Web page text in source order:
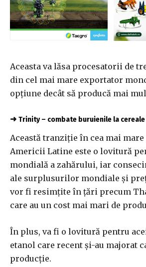
Aceasta va lăsa procesatorii de
din cel mai mare exportator
opţiune decât să producă mai
➜ Trinity – combate buruienile la
Această tranziţie în cea mai mare
Americii Latine este o lovitură
mondială a zahărului, iar
ale surplusurilor mondiale şi
vor fi resimţite în ţări precum
care au un cost mai mari de
În plus, va fi o lovitură pentru
etanol care recent şi-au majorat
producţie.